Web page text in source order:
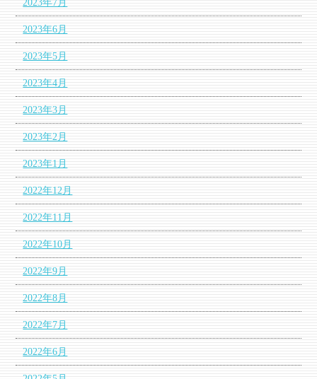
2023年7月
2023年6月
2023年5月
2023年4月
2023年3月
2023年2月
2023年1月
2022年12月
2022年11月
2022年10月
2022年9月
2022年8月
2022年7月
2022年6月